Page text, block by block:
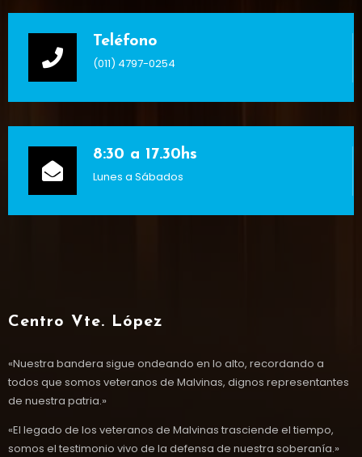
Teléfono
(011) 4797-0254
8:30 a 17.30hs
Lunes a Sábados
Centro Vte. López
«Nuestra bandera sigue ondeando en lo alto, recordando a
todos que somos veteranos de Malvinas, dignos representantes
de nuestra patria.»
«El legado de los veteranos de Malvinas trasciende el tiempo,
somos el testimonio vivo de la defensa de nuestra soberanía.»